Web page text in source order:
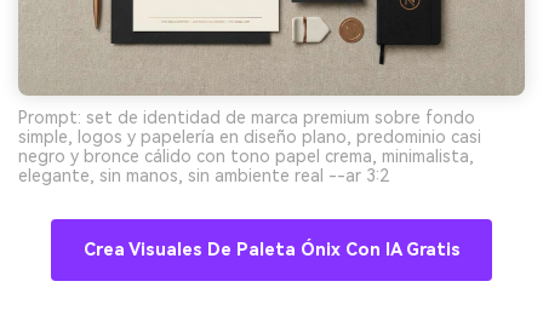
Prompt: set de identidad de marca premium sobre fondo
simple, logos y papelería en diseño plano, predominio casi
negro y bronce cálido con tono papel crema, minimalista,
elegante, sin manos, sin ambiente real --ar 3:2
Crea Visuales De Paleta Ónix Con IA Gratis